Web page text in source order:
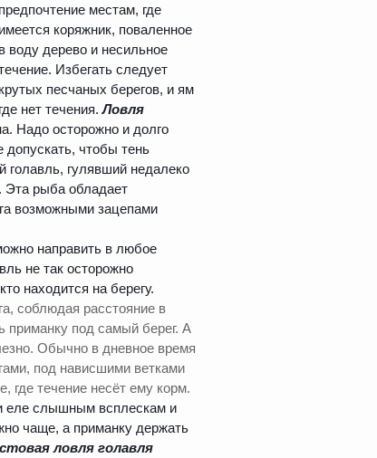
предпочтение местам, где
имеется коряжник, поваленное
в воду дерево и несильное
Избегать следует
крутых песчаных берегов, и ям
где нет течения.Ловля
Надо осторожно и долго
чтобы тень
голавль, гулявший недалеко
Эта рыба обладает
возможными зацепами
направить в любое
не так осторожно
находится на берегу.
соблюдая расстояние в
приманку под самый берег. А
Обычно в дневное время
под нависшими ветками
где течение несёт ему корм.
еле слышным всплескам и
чаще, а приманку держать
ловля голавля